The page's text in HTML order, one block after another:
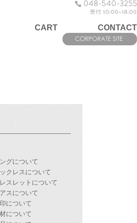
CONTACT
CART
グについて
クレスについて
スレットについて
スについて
について
について